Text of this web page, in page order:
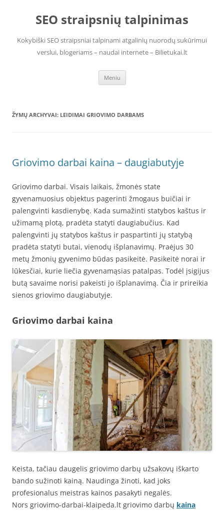
SEO straipsnių talpinimas
Kokybiški SEO straipsniai talpinami atgalinių nuorodų sukūrimui
verslui, blogeriams – naudai internete – Bilietukai.lt
Meniu
ŽYMŲ ARCHYVAI: LEIDIMAI GRIOVIMO DARBAMS
Griovimo darbai kaina – daugiabutyje
Griovimo darbai. Visais laikais, žmonės state
gyvenamuosius objektus pagerinti žmogaus buičiai ir
palengvinti kasdienybę. Kada sumažinti statybos kaštus ir
užimamą plotą, pradėta statyti daugiabučius. Kad
palengvinti jų statybos kaštus ir paspartinti jų statybą
pradėta statyti butai, vienodų išplanavimų. Praėjus 30
metų žmonių gyvenimo būdas pasikeitė. Pasikeitė norai ir
lūkesčiai, kurie liečia gyvenamąsias patalpas. Todėl įsigijus
butą savaime norisi pakeisti jo išplanavimą. Čia ir prireikia
sienos griovimo daugiabutyje.
Griovimo darbai kaina
Keista, tačiau daugelis griovimo darbų užsakovų iškarto
bando sužinoti kainą. Naudinga žinoti, kad joks
profesionalus meistras kainos pasakyti negalės.
Nors griovimo-darbai-klaipeda.lt griovimo darbų kaina